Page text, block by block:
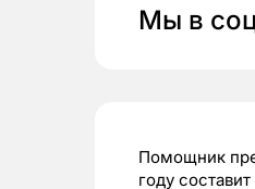
Мы в
Помощник
году